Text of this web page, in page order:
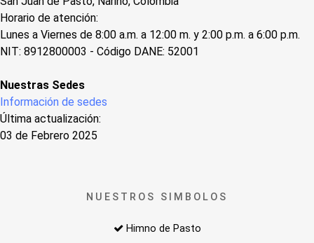
Horario de atención:
Lunes a Viernes de 8:00 a.m. a 12:00 m. y 2:00 p.m. a 6:00 p.m.
NIT: 8912800003 - Código DANE: 52001
Nuestras Sedes
Información de sedes
Última actualización:
03 de Febrero 2025
NUESTROS SIMBOLOS
Himno de Pasto